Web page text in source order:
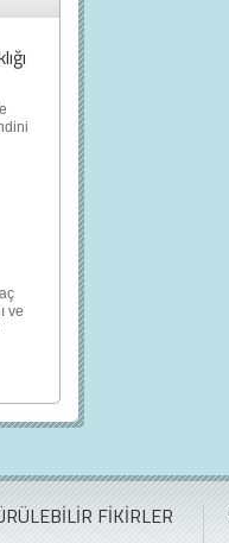
ve
FİKİRLER